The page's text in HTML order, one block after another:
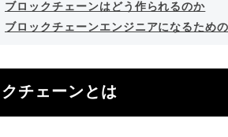
ブロックチェーンはどう作られるのか
ブロックチェーンエンジニアになるため
チェーンとは